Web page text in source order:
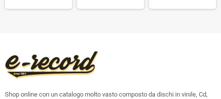
Shop online con un catalogo molto vasto composto da dischi in vinile, Cd,